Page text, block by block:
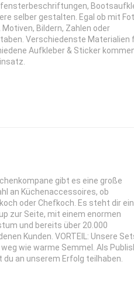
selber gestalten. Egal ob mit
Motiven, Bildern, Zahlen oder
Verschiedenste Materialien
Aufkleber & Sticker
gibt es eine große
an Küchenaccessoires, ob
oder Chefkoch. Es steht dir ein
zur Seite, mit einem enormen
und bereits über 20.000
Kunden. VORTEIL: Unsere
weg wie warme Semmel. Als
du an unserem Erfolg teilhaben.